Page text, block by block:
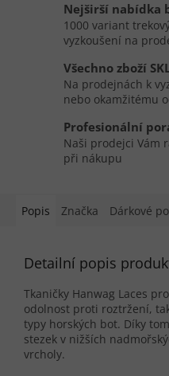
Nejširší nabídka
1000 variant
vyzkoušení na
Všechno zboží
Na prodejnách k
nebo okamžitému
Profesionální
Naši prodejci Vám
při nákupu
Popis Značka Dárkové
Detailní popis
Tkaničky Hanwag Laces
odolnost proti roztržení,
typy horských bot. Díky
stezek v nižších
vrcholy.